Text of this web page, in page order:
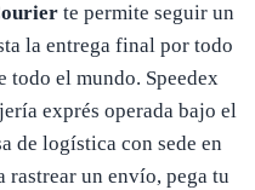
te permite seguir un
la entrega final por todo
el mundo. Speedex
exprés operada bajo el
de logística con sede en
rastrear un envío, pega tu